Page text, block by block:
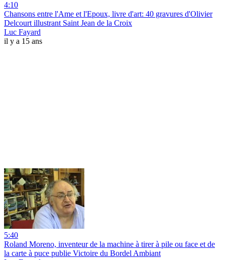
4:10
Chansons entre l'Ame et l'Epoux, livre d'art: 40 gravures d'Olivier
Delcourt illustrant Saint Jean de la Croix
Luc Fayard
il y a 15 ans
5:40
Roland Moreno, inventeur de la machine à tirer à pile ou face et de
la carte à puce publie Victoire du Bordel Ambiant